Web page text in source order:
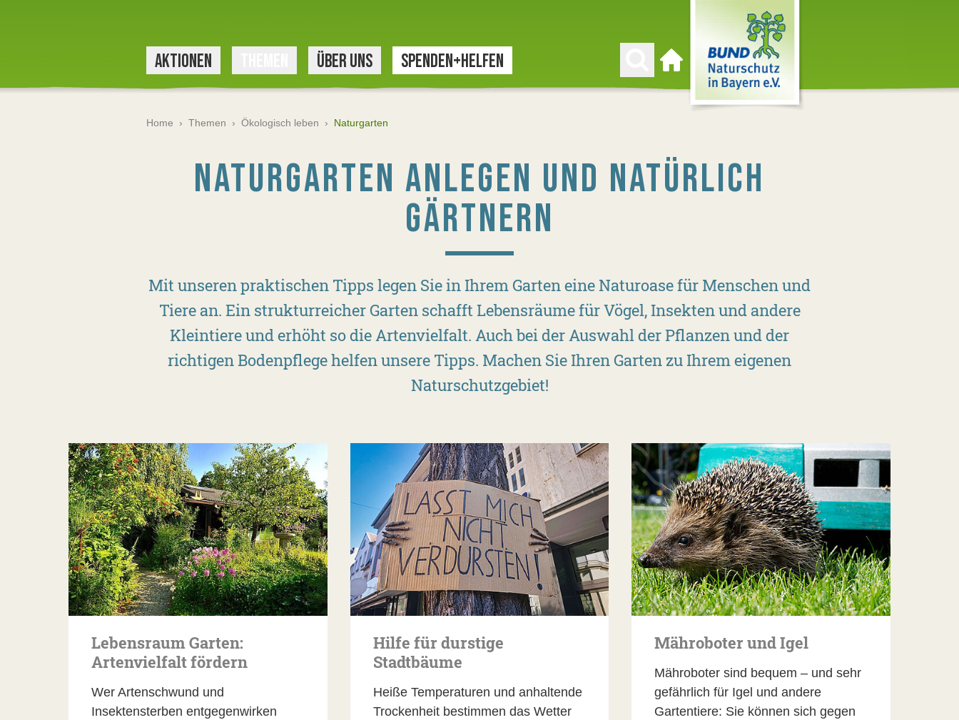
AKTIONEN ÜBER UNS SPENDEN+HELFEN
Zur Startseite
Home › Themen › Ökologisch leben › Naturgarten
NATURGARTEN ANLEGEN UND NATÜRLICH
GÄRTNERN
Mit unseren praktischen Tipps legen Sie in Ihrem Garten eine Naturoase für Menschen und
Tiere an. Ein strukturreicher Garten schafft Lebensräume für Vögel, Insekten und andere
Kleintiere und erhöht so die Artenvielfalt. Auch bei der Auswahl der Pflanzen und der
richtigen Bodenpflege helfen unsere Tipps. Machen Sie Ihren Garten zu Ihrem eigenen
Naturschutzgebiet!
Lebensraum Garten:
Artenvielfalt fördern
Wer Artenschwund und
Insektensterben entgegenwirken
Hilfe für durstige
Stadtbäume
Heiße Temperaturen und anhaltende
Trockenheit bestimmen das Wetter
Mähroboter und Igel
Mähroboter sind bequem – und sehr
gefährlich für Igel und andere
Gartentiere: Sie können sich gegen